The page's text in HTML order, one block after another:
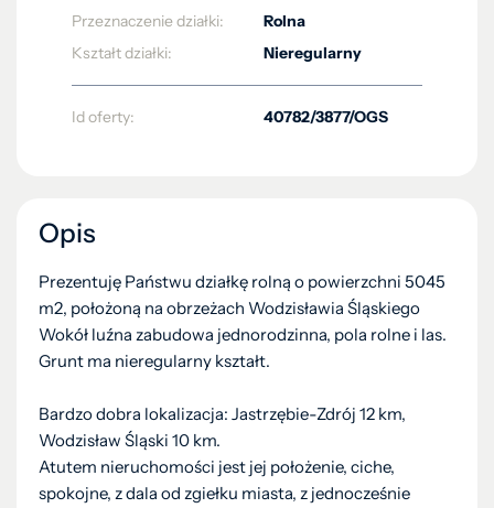
Przeznaczenie działki:
Rolna
Kształt działki:
Nieregularny
Id oferty: 40782/3877/OGS
Opis
Prezentuję Państwu działkę rolną o powierzchni 5045
m2, położoną na obrzeżach Wodzisławia Śląskiego
Wokół luźna zabudowa jednorodzinna, pola rolne i las.
Grunt ma nieregularny kształt.
Bardzo dobra lokalizacja: Jastrzębie-Zdrój 12 km,
Wodzisław Śląski 10 km.
Atutem nieruchomości jest jej położenie, ciche,
spokojne, z dala od zgiełku miasta, z jednocześnie